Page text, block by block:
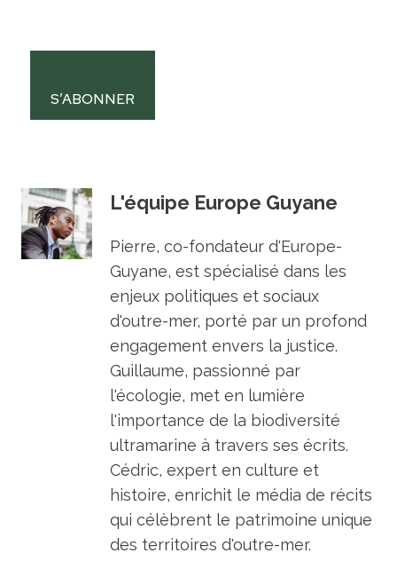
S’ABONNER
L'équipe Europe Guyane
Pierre, co-fondateur d'Europe-
Guyane, est spécialisé dans les
enjeux politiques et sociaux
d'outre-mer, porté par un profond
engagement envers la justice.
Guillaume, passionné par
l'écologie, met en lumière
l'importance de la biodiversité
ultramarine à travers ses écrits.
Cédric, expert en culture et
histoire, enrichit le média de récits
qui célèbrent le patrimoine unique
des territoires d'outre-mer.